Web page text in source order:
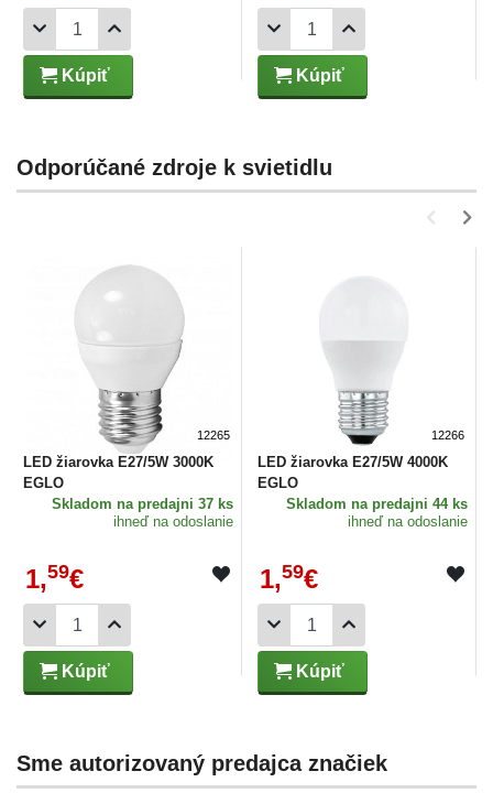
Kúpiť Kúpiť
Odporúčané zdroje k svietidlu
12265
LED žiarovka E27/5W 3000K
EGLO
Skladom na predajni 37 ks
ihneď na odoslanie
1,59€
Kúpiť
12266
LED žiarovka E27/5W 4000K
EGLO
Skladom na predajni 44 ks
ihneď na odoslanie
1,59€
Kúpiť
Sme autorizovaný predajca značiek